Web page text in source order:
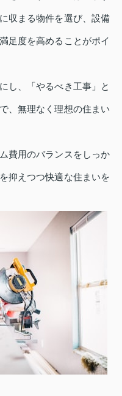
収まる物件を選び、設備
足度を高めることがポイ
し、「やるべき工事」と
、無理なく理想の住まい
費用のバランスをしっか
抑えつつ快適な住まいを